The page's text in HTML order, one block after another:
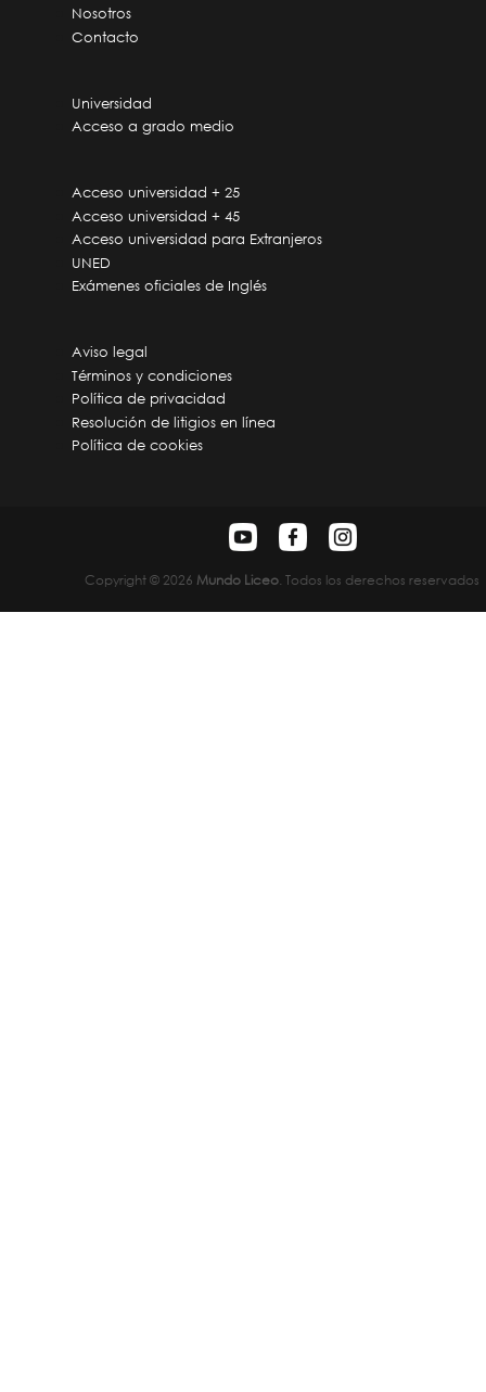
Nosotros
Contacto
Universidad
Acceso a grado medio
Acceso universidad + 25
Acceso universidad + 45
Acceso universidad para Extranjeros
UNED
Exámenes oficiales de Inglés
Aviso legal
Términos y condiciones
Política de privacidad
Resolución de litigios en línea
Política de cookies
Copyright © 2026 Mundo Liceo . Todos los derechos reservados